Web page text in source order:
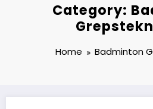
Category:
Home Badminton